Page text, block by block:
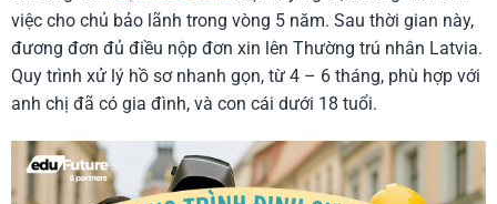
việc cho chủ bảo lãnh trong vòng 5 năm. Sau thời gian này,
đương đơn đủ điều nộp đơn xin lên Thường trú nhân Latvia.
Quy trình xử lý hồ sơ nhanh gọn, từ 4 – 6 tháng, phù hợp với
anh chị đã có gia đình, và con cái dưới 18 tuổi.